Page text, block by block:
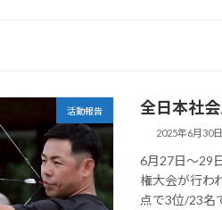
活動報告 全日本社
2025年6月30日
6月27日〜29
権大会が行わ
点で3位/23名